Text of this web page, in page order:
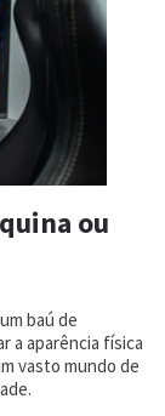
ou
baú de
a aparência física
vasto mundo de